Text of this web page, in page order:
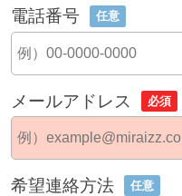
電話番号 任意
メールアドレス 必須
希望連絡方法 任意